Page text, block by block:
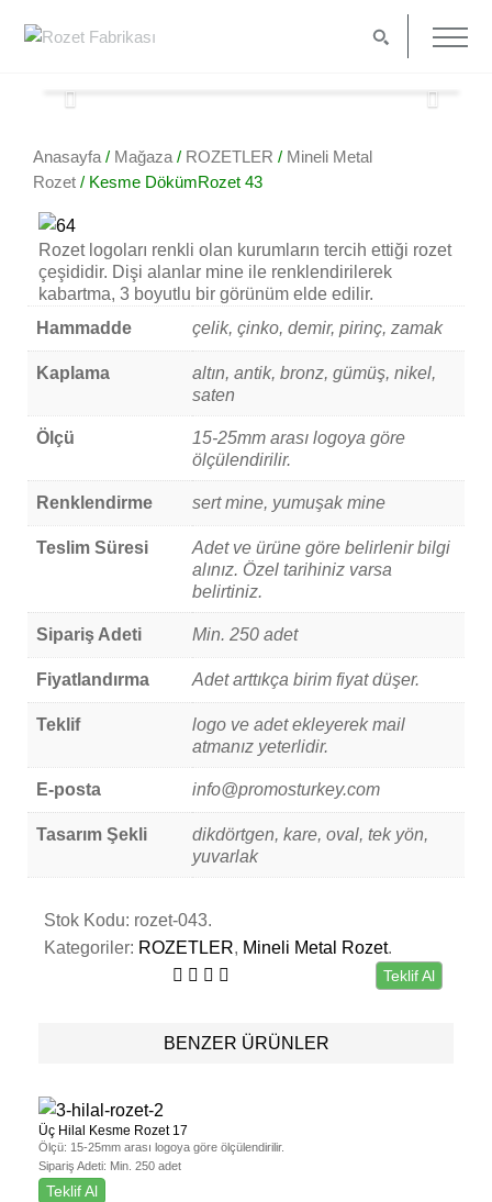
Anasayfa / Mağaza / ROZETLER / Mineli Metal
Rozet / Kesme DökümRozet 43
Rozet logoları renkli olan kurumların tercih ettiği rozet
çeşididir. Dişi alanlar mine ile renklendirilerek
kabartma, 3 boyutlu bir görünüm elde edilir.
Hammadde
çelik, çinko, demir, pirinç, zamak
Kaplama
altın, antik, bronz, gümüş, nikel,
saten
Ölçü
15-25mm arası logoya göre
ölçülendirilir.
Renklendirme sert mine, yumuşak mine
Teslim Süresi
Adet ve ürüne göre belirlenir bilgi
alınız. Özel tarihiniz varsa
belirtiniz.
Sipariş Adeti Min. 250 adet
Fiyatlandırma Adet arttıkça birim fiyat düşer.
Teklif
logo ve adet ekleyerek mail
atmanız yeterlidir.
E-posta info@promosturkey.com
Tasarım Şekli
dikdörtgen, kare, oval, tek yön,
yuvarlak
Stok Kodu: rozet-043.
Kategoriler: ROZETLER, Mineli Metal Rozet.
Teklif Al
BENZER ÜRÜNLER
Üç Hilal Kesme Rozet 17
Ölçü: 15-25mm arası logoya göre ölçülendirilir.
Sipariş Adeti: Min. 250 adet
Teklif Al